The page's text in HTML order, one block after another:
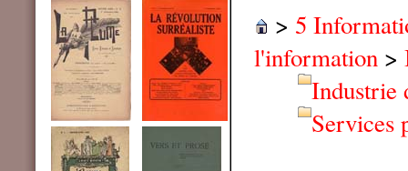
> 5
l'information >
Industrie
Services